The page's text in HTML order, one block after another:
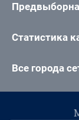
Статистика
Все города